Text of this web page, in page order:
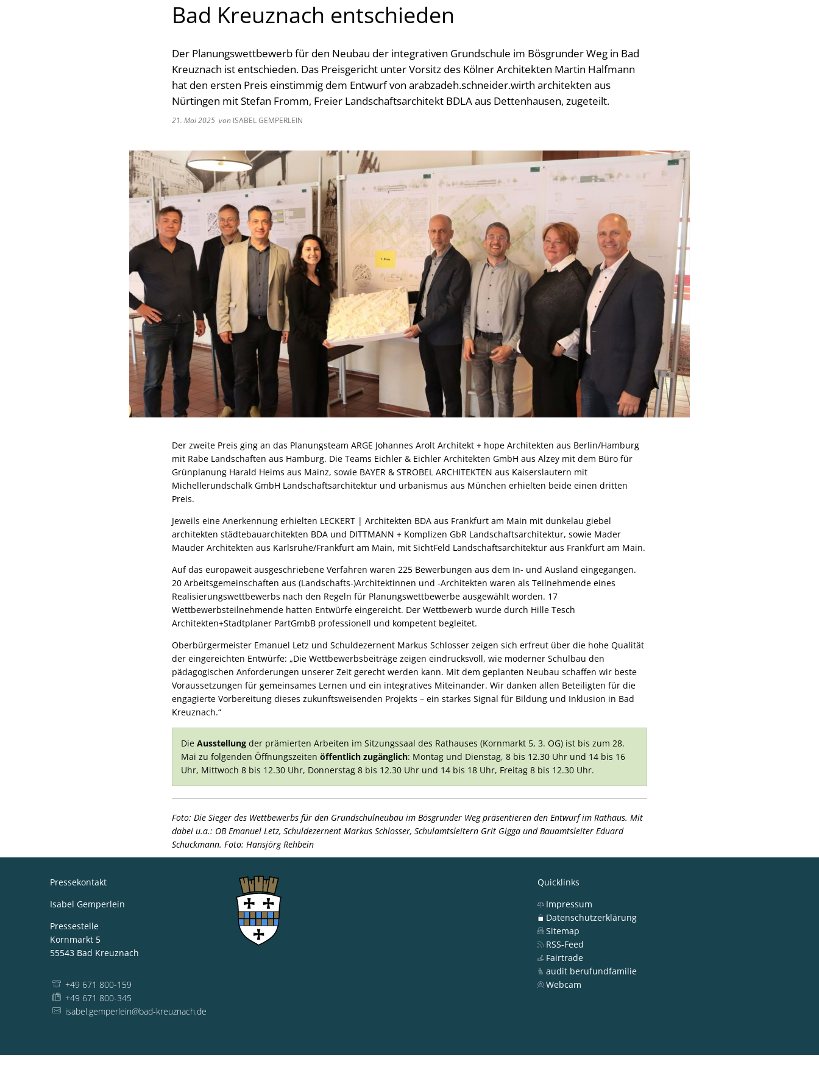
Bad Kreuznach entschieden
Der Planungswettbewerb für den Neubau der integrativen Grundschule im Bösgrunder Weg in Bad
Kreuznach ist entschieden. Das Preisgericht unter Vorsitz des Kölner Architekten Martin Halfmann
hat den ersten Preis einstimmig dem Entwurf von arabzadeh.schneider.wirth architekten aus
Nürtingen mit Stefan Fromm, Freier Landschaftsarchitekt BDLA aus Dettenhausen, zugeteilt.
21. Mai 2025 von ISABEL GEMPERLEIN
Der zweite Preis ging an das Planungsteam ARGE Johannes Arolt Architekt + hope Architekten aus Berlin/Hamburg
mit Rabe Landschaften aus Hamburg. Die Teams Eichler & Eichler Architekten GmbH aus Alzey mit dem Büro für
Grünplanung Harald Heims aus Mainz, sowie BAYER & STROBEL ARCHITEKTEN aus Kaiserslautern mit
Michellerundschalk GmbH Landschaftsarchitektur und urbanismus aus München erhielten beide einen dritten
Preis.
Jeweils eine Anerkennung erhielten LECKERT | Architekten BDA aus Frankfurt am Main mit dunkelau giebel
architekten städtebauarchitekten BDA und DITTMANN + Komplizen GbR Landschaftsarchitektur, sowie Mader
Mauder Architekten aus Karlsruhe/Frankfurt am Main, mit SichtFeld Landschaftsarchitektur aus Frankfurt am Main.
Auf das europaweit ausgeschriebene Verfahren waren 225 Bewerbungen aus dem In- und Ausland eingegangen.
20 Arbeitsgemeinschaften aus (Landschafts-)Architektinnen und -Architekten waren als Teilnehmende eines
Realisierungswettbewerbs nach den Regeln für Planungswettbewerbe ausgewählt worden. 17
Wettbewerbsteilnehmende hatten Entwürfe eingereicht. Der Wettbewerb wurde durch Hille Tesch
Architekten+Stadtplaner PartGmbB professionell und kompetent begleitet.
Oberbürgermeister Emanuel Letz und Schuldezernent Markus Schlosser zeigen sich erfreut über die hohe Qualität
der eingereichten Entwürfe: „Die Wettbewerbsbeiträge zeigen eindrucksvoll, wie moderner Schulbau den
pädagogischen Anforderungen unserer Zeit gerecht werden kann. Mit dem geplanten Neubau schaffen wir beste
Voraussetzungen für gemeinsames Lernen und ein integratives Miteinander. Wir danken allen Beteiligten für die
engagierte Vorbereitung dieses zukunftsweisenden Projekts – ein starkes Signal für Bildung und Inklusion in Bad
Kreuznach.“
Die Ausstellung der prämierten Arbeiten im Sitzungssaal des Rathauses (Kornmarkt 5, 3. OG) ist bis zum 28.
Mai zu folgenden Öffnungszeiten öffentlich zugänglich: Montag und Dienstag, 8 bis 12.30 Uhr und 14 bis 16
Uhr, Mittwoch 8 bis 12.30 Uhr, Donnerstag 8 bis 12.30 Uhr und 14 bis 18 Uhr, Freitag 8 bis 12.30 Uhr.
Foto: Die Sieger des Wettbewerbs für den Grundschulneubau im Bösgrunder Weg präsentieren den Entwurf im Rathaus. Mit
dabei u.a.: OB Emanuel Letz, Schuldezernent Markus Schlosser, Schulamtsleitern Grit Gigga und Bauamtsleiter Eduard
Schuckmann. Foto: Hansjörg Rehbein
Pressekontakt
Isabel Gemperlein
Pressestelle
Kornmarkt 5
55543 Bad Kreuznach
+49 671 800-159
+49 671 800-345
isabel.gemperlein@bad-kreuznach.de
Quicklinks
Impressum
Datenschutzerklärung
Sitemap
RSS-Feed
Fairtrade
audit berufundfamilie
Webcam